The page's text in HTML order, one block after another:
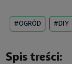
#OGRÓD #DIY
Spis treści: